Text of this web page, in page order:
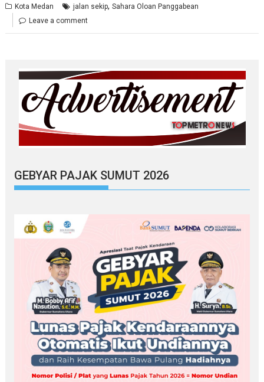
Kota Medan jalan sekip,Sahara Oloan Panggabean
Leave a comment
GEBYAR PAJAK SUMUT 2026